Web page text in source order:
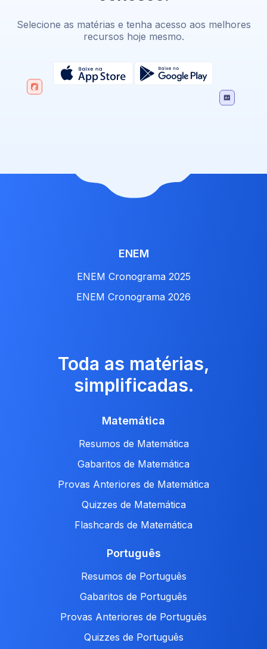
Selecione as matérias e tenha acesso aos melhores
recursos hoje mesmo.
ENEM
ENEM Cronograma 2025
ENEM Cronograma 2026
Toda as matérias,
simplificadas.
Matemática
Resumos de Matemática
Gabaritos de Matemática
Provas Anteriores de Matemática
Quizzes de Matemática
Flashcards de Matemática
Português
Resumos de Português
Gabaritos de Português
Provas Anteriores de Português
Quizzes de Português